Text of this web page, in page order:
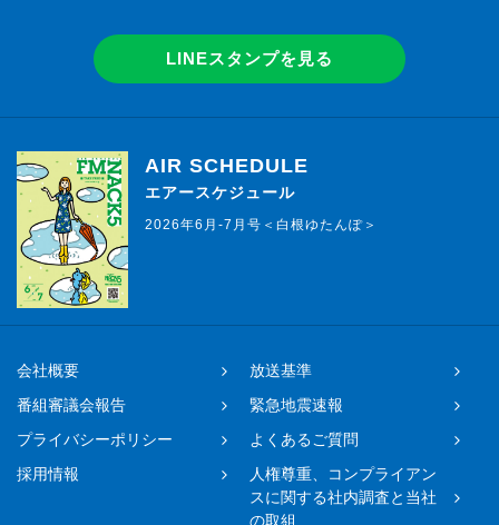
LINEスタンプを見る
AIR SCHEDULE
エアースケジュール
2026年6月-7月号＜白根ゆたんぽ＞
会社概要
放送基準
番組審議会報告
緊急地震速報
プライバシーポリシー
よくあるご質問
採用情報
人権尊重、コンプライアン
スに関する社内調査と当社
の取組